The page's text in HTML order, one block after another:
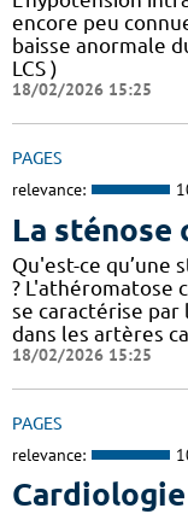
encore peu
baisse anormale
LCS )
18/02/2026 15:25
PAGES
relevance:
La sténose
Qu'est-ce qu’une
? L'athéromatose
se caractérise
dans les artères
18/02/2026 15:25
PAGES
relevance: